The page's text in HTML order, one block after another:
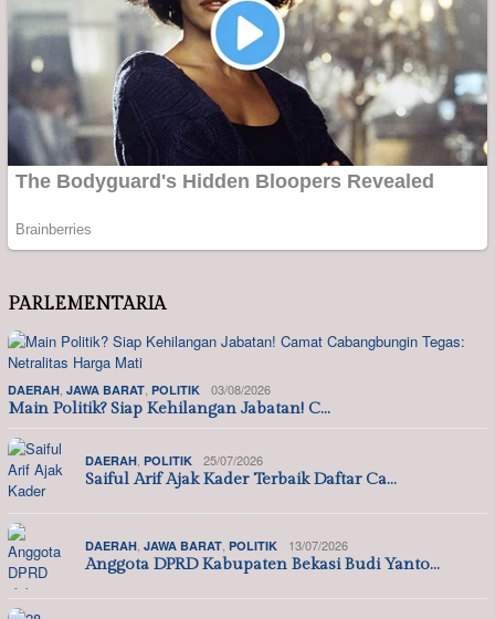
PARLEMENTARIA
DAERAH JAWA BARAT POLITIK 03/08/2026
Main Politik? Siap Kehilangan Jabatan! C…
DAERAH POLITIK 25/07/2026
Saiful Arif Ajak Kader Terbaik Daftar Ca…
DAERAH JAWA BARAT POLITIK 13/07/2026
Anggota DPRD Kabupaten Bekasi Budi Yanto…